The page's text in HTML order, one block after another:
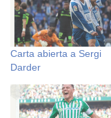
Carta abierta a Sergi
Darder